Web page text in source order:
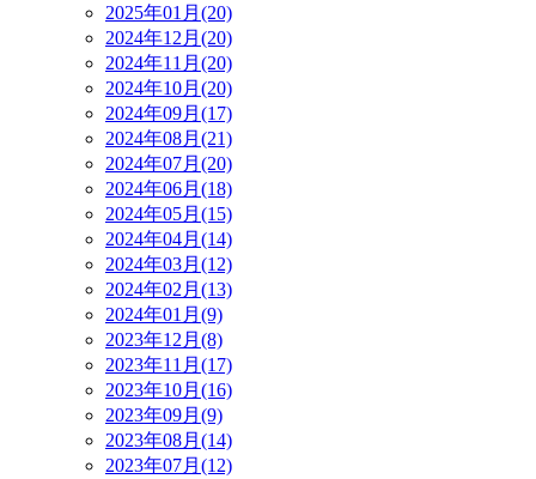
2025年01月(20)
2024年12月(20)
2024年11月(20)
2024年10月(20)
2024年09月(17)
2024年08月(21)
2024年07月(20)
2024年06月(18)
2024年05月(15)
2024年04月(14)
2024年03月(12)
2024年02月(13)
2024年01月(9)
2023年12月(8)
2023年11月(17)
2023年10月(16)
2023年09月(9)
2023年08月(14)
2023年07月(12)